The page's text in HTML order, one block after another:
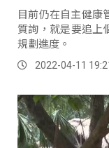
目前仍在自主健康
質詢，就是要追上
規劃進度。
2022-04-11